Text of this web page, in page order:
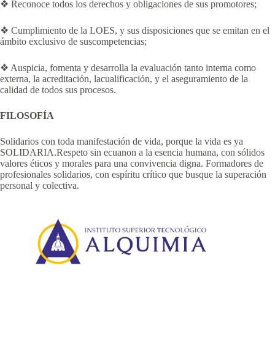
❖ Reconoce todos los derechos y obligaciones de sus promotores;
❖ Cumplimiento de la LOES, y sus disposiciones que se emitan en el
ámbito exclusivo de suscompetencias;
❖ Auspicia, fomenta y desarrolla la evaluación tanto interna como
externa, la acreditación, lacualificación, y el aseguramiento de la
calidad de todos sus procesos.
FILOSOFÍA
Solidarios con toda manifestación de vida, porque la vida es ya
SOLIDARIA.Respeto sin ecuanon a la esencia humana, con sólidos
valores éticos y morales para una convivencia digna. Formadores de
profesionales solidarios, con espíritu crítico que busque la superación
personal y colectiva.